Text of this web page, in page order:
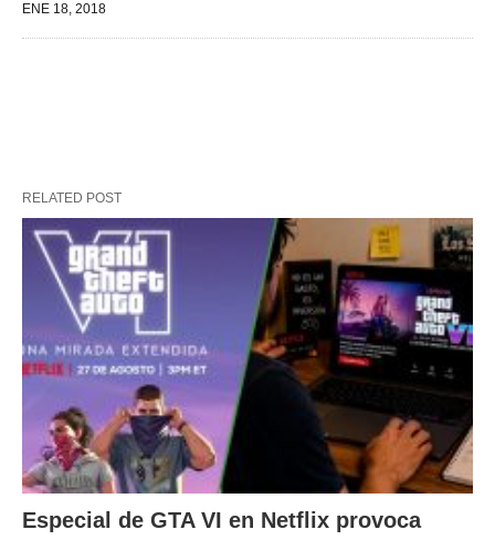
ENE 18, 2018
RELATED POST
Especial de GTA VI en Netflix provoca